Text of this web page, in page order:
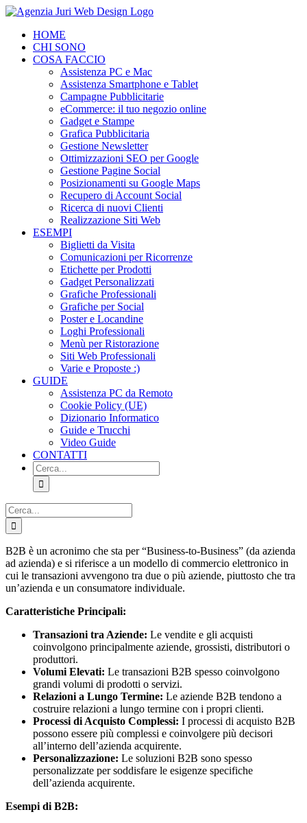
Salta
contenutoHOME
CHI SONO
COSA FACCIO
Assistenza PC e Mac
Assistenza Smartphone e Tablet
Campagne Pubblicitarie
eCommerce: il tuo negozio online
Gadget e Stampe
Grafica Pubblicitaria
Gestione Newsletter
Ottimizzazioni SEO per Google
Gestione Pagine Social
Posizionamenti su Google Maps
Recupero di Account Social
Ricerca di nuovi Clienti
Realizzazione Siti Web
ESEMPI
Biglietti da Visita
Comunicazioni per Ricorrenze
Etichette per Prodotti
Gadget Personalizzati
Grafiche Professionali
Grafiche per Social
Poster e Locandine
Loghi Professionali
Menù per Ristorazione
Siti Web Professionali
Varie e Proposte :)
GUIDE
Assistenza PC da Remoto
Cookie Policy (UE)
Dizionario Informatico
Guide e Trucchi
Video Guide
CONTATTI
Cerca
per:
Cerca
per:
B2B è un acronimo che sta per “Business-to-Business” (da azienda
ad azienda) e si riferisce a un modello di commercio elettronico in
cui le transazioni avvengono tra due o più aziende, piuttosto che tra
un’azienda e un consumatore individuale.
Caratteristiche Principali:
Transazioni tra Aziende: Le vendite e gli acquisti
coinvolgono principalmente aziende, grossisti, distributori o
produttori.
Volumi Elevati: Le transazioni B2B spesso coinvolgono
grandi volumi di prodotti o servizi.
Relazioni a Lungo Termine: Le aziende B2B tendono a
costruire relazioni a lungo termine con i propri clienti.
Processi di Acquisto Complessi: I processi di acquisto B2B
possono essere più complessi e coinvolgere più decisori
all’interno dell’azienda acquirente.
Personalizzazione: Le soluzioni B2B sono spesso
personalizzate per soddisfare le esigenze specifiche
dell’azienda acquirente.
Esempi di B2B: